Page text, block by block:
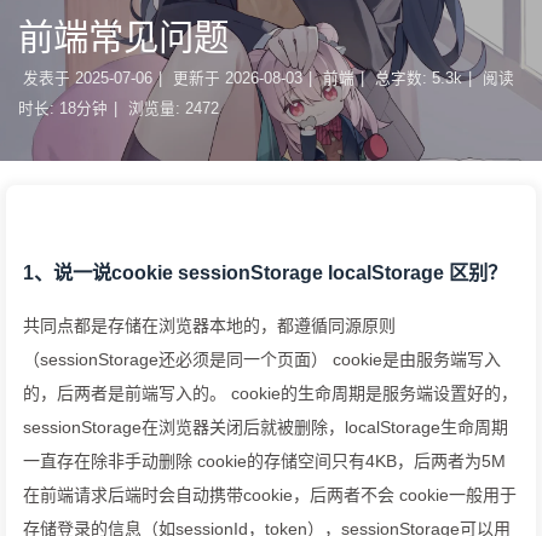
前端常见问题
发表于 2025-07-06 | 更新于 2026-08-03 前端 | 总字数: 5.3k |
阅读
时长: 18分钟 浏览量: 2472
1、说一说cookie sessionStorage localStorage 区别？
共同点都是存储在浏览器本地的，都遵循同源原则
（sessionStorage还必须是同一个页面） cookie是由服务端写入
的，后两者是前端写入的。 cookie的生命周期是服务端设置好的，
sessionStorage在浏览器关闭后就被删除，localStorage生命周期
一直存在除非手动删除 cookie的存储空间只有4KB，后两者为5M
在前端请求后端时会自动携带cookie，后两者不会 cookie一般用于
存储登录的信息（如sessionId，token），sessionStorage可以用